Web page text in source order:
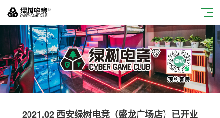
2021.02 西安绿树电竞（盛龙广场店）已开业